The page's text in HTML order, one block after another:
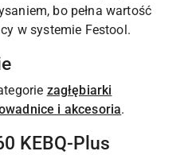
bo pełna wartość
w systemie Festool.
zagłębiarki
i akcesoria.
KEBQ-Plus